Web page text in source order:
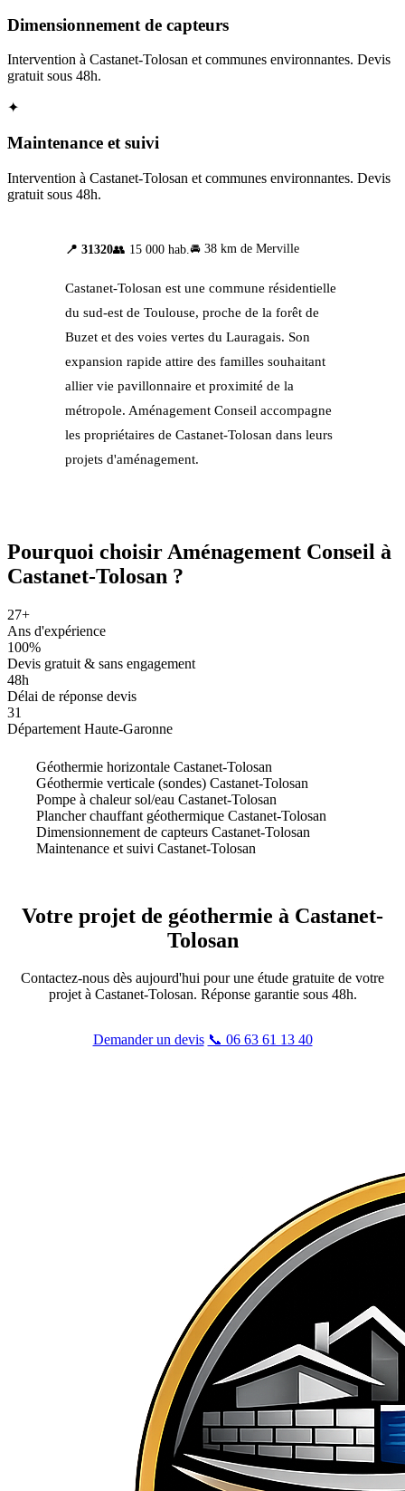
Dimensionnement de capteurs
Intervention à Castanet-Tolosan et communes environnantes. Devis
gratuit sous 48h.
✦
Maintenance et suivi
Intervention à Castanet-Tolosan et communes environnantes. Devis
gratuit sous 48h.
📍 31320👥 15 000 hab. 🚘 38 km de Merville
Castanet-Tolosan est une commune résidentielle
du sud-est de Toulouse, proche de la forêt de
Buzet et des voies vertes du Lauragais. Son
expansion rapide attire des familles souhaitant
allier vie pavillonnaire et proximité de la
métropole. Aménagement Conseil accompagne
les propriétaires de Castanet-Tolosan dans leurs
projets d'aménagement.
Pourquoi choisir Aménagement Conseil à
Castanet-Tolosan ?
27+
Ans d'expérience
100%
Devis gratuit & sans engagement
48h
Délai de réponse devis
31
Département Haute-Garonne
Géothermie horizontale Castanet-Tolosan
Géothermie verticale (sondes) Castanet-Tolosan
Pompe à chaleur sol/eau Castanet-Tolosan
Plancher chauffant géothermique Castanet-Tolosan
Dimensionnement de capteurs Castanet-Tolosan
Maintenance et suivi Castanet-Tolosan
Votre projet de géothermie à Castanet-
Tolosan
Contactez-nous dès aujourd'hui pour une étude gratuite de votre
projet à Castanet-Tolosan. Réponse garantie sous 48h.
Demander un devis 📞 06 63 61 13 40